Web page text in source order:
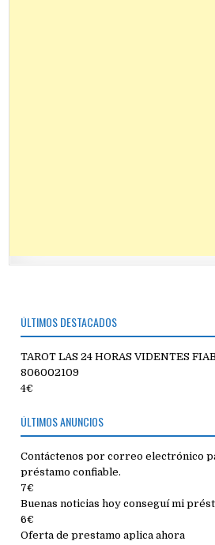
ÚLTIMOS DESTACADOS
TAROT LAS 24 HORAS VIDENTES
806002109
4€
ÚLTIMOS ANUNCIOS
Contáctenos por correo electrónico
préstamo confiable.
7€
Buenas noticias hoy conseguí mi
6€
Oferta de prestamo aplica ahora